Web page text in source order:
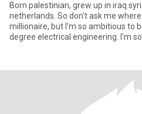
Born palestinian, grew up in iraq
netherlands. So don't ask me where I
millionaire, but I'm so ambitious to be one! I have
degree electrical engineering. I'm